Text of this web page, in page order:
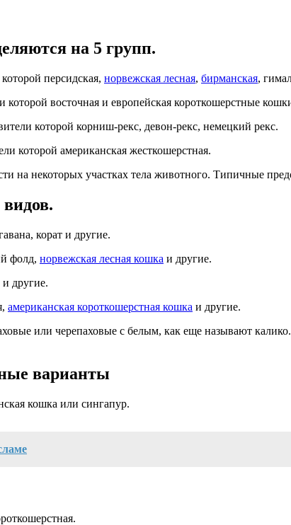
на 5 групп.
персидская, норвежская лесная, бирманская,
восточная и европейская короткошерстные
которой корниш-рекс, девон-рекс, немецкий рекс.
которой американская жесткошерстная.
на некоторых участках тела животного. Типичные
корат и другие.
фолд, норвежская лесная кошка и другие.
другие.
американская короткошерстная кошка и другие.
или черепаховые с белым, как еще называют
варианты
кошка или сингапур.